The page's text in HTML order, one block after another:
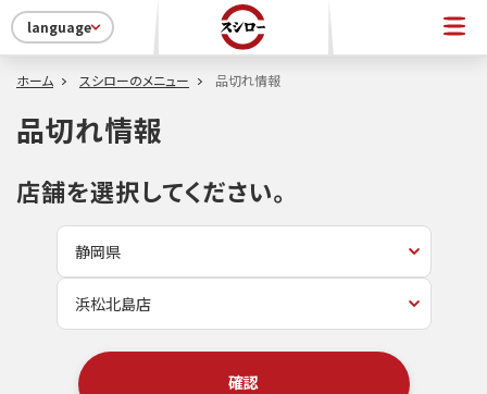
language
ホーム スシローのメニュー 品切れ情報
品切れ情報
店舗を選択してください。
確認